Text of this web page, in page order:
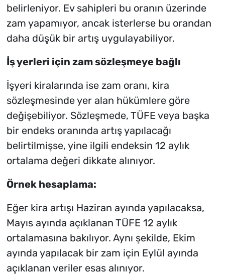
belirleniyor. Ev sahipleri bu oranın üzerinde
zam yapamıyor, ancak isterlerse bu orandan
daha düşük bir artış uygulayabiliyor.
İş yerleri için zam sözleşmeye bağlı
İşyeri kiralarında ise zam oranı, kira
sözleşmesinde yer alan hükümlere göre
değişebiliyor. Sözleşmede, TÜFE veya başka
bir endeks oranında artış yapılacağı
belirtilmişse, yine ilgili endeksin 12 aylık
ortalama değeri dikkate alınıyor.
Örnek hesaplama:
Eğer kira artışı Haziran ayında yapılacaksa,
Mayıs ayında açıklanan TÜFE 12 aylık
ortalamasına bakılıyor. Aynı şekilde, Ekim
ayında yapılacak bir zam için Eylül ayında
açıklanan veriler esas alınıyor.